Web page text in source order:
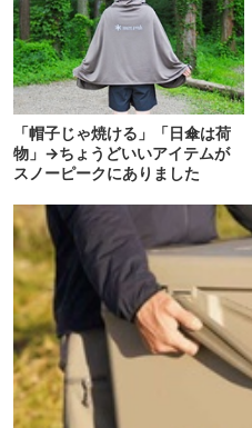
「帽子じゃ焼ける」「日傘は荷
物」→ちょうどいいアイテムが
スノーピークにありました